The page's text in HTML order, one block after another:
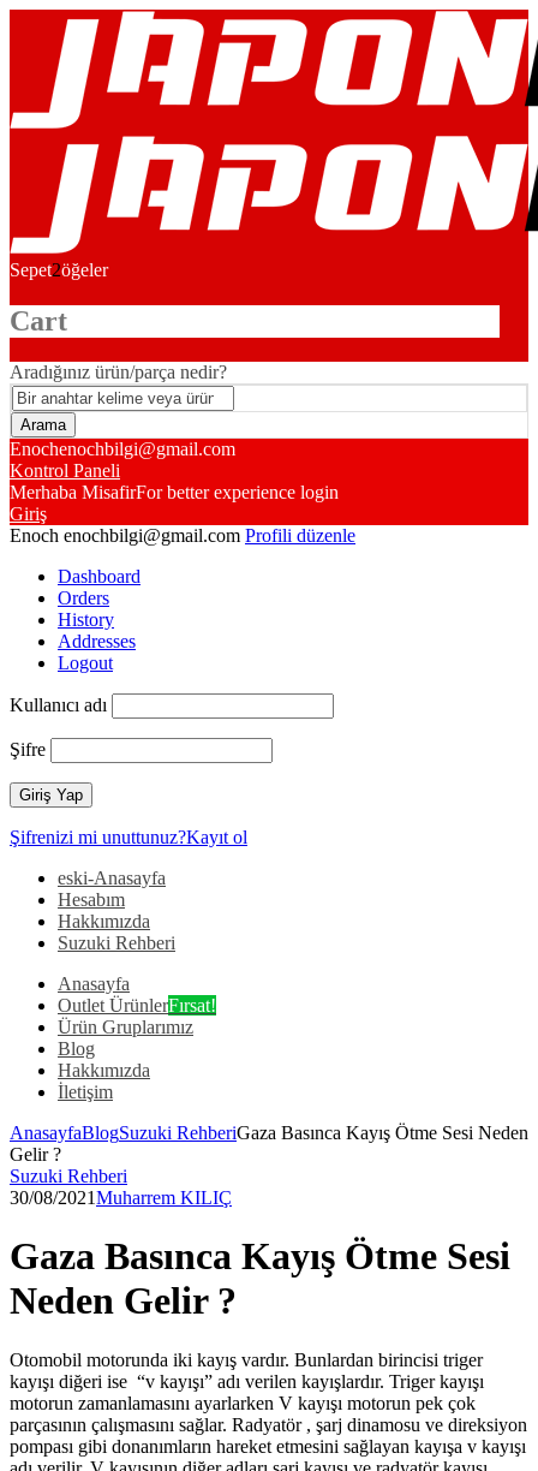
Sepet2öğeler
Cart
Aradığınız ürün/parça nedir?
Enochenochbilgi@gmail.com
Kontrol Paneli
Merhaba MisafirFor better experience login
Giriş
Enoch enochbilgi@gmail.com Profili düzenle
Dashboard
Orders
History
Addresses
Logout
Kullanıcı adı
Şifre
Şifrenizi mi unuttunuz?Kayıt ol
eski-Anasayfa
Hesabım
Hakkımızda
Suzuki Rehberi
Anasayfa
Outlet ÜrünlerFırsat!
Ürün Gruplarımız
Blog
Hakkımızda
İletişim
AnasayfaBlogSuzuki RehberiGaza Basınca Kayış Ötme Sesi Neden
Gelir ?
Suzuki Rehberi
30/08/2021Muharrem KILIÇ
Gaza Basınca Kayış Ötme Sesi
Neden Gelir ?
Otomobil motorunda iki kayış vardır. Bunlardan birincisi triger
kayışı diğeri ise “v kayışı” adı verilen kayışlardır. Triger kayışı
motorun zamanlamasını ayarlarken V kayışı motorun pek çok
parçasının çalışmasını sağlar. Radyatör , şarj dinamosu ve direksiyon
pompası gibi donanımların hareket etmesini sağlayan kayışa v kayışı